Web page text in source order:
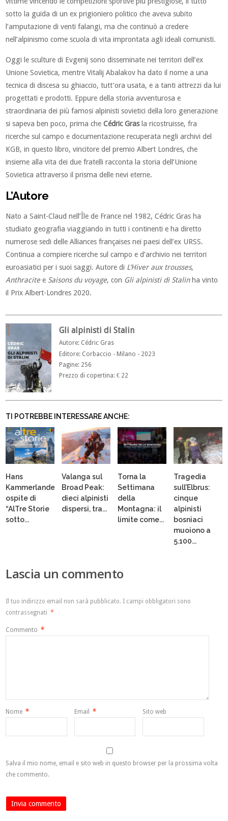
sotto la guida di un ex prigioniero politico che aveva subito
l’amputazione di venti falangi, ma che continuò a credere
nell’alpinismo come scuola di vita improntata agli ideali comunisti.
Oggi le sculture di Evgenij sono disseminate nei territori dell’ex
Unione Sovietica, mentre Vitalij Abalakov ha dato il nome a una
tecnica di discesa su ghiaccio, tutt’ora usata, e a tanti attrezzi da lui
progettati e prodotti. Eppure della storia avventurosa e
straordinaria dei più famosi alpinisti sovietici della loro generazione
si sapeva ben poco, prima cheCédric Grasla ricostruisse, fra
ricerche sul campo e documentazione recuperata negli archivi del
KGB, in questo libro, vincitore del premio Albert Londres, che
insieme alla vita dei due fratelli racconta la storia dell’Unione
Sovietica attraverso il prisma delle nevi eterne.
L’Autore
Nato a Saint-Claud nell’Île de France nel 1982, Cédric Gras ha
studiato geografia viaggiando in tutti i continenti e ha diretto
numerose sedi delle Alliances françaises nei paesi dell’ex URSS.
Continua a compiere ricerche sul campo e d’archivio nei territori
euroasiatici per i suoi saggi. Autore di L’Hiver aux trousses,
Anthracitee Saisons du voyage, con Gli alpinisti di Stalinha vinto
il Prix Albert-Londres 2020.
Gli alpinisti di Stalin
Autore: Cédric Gras
Editore: Corbaccio - Milano - 2023
Pagine: 256
Prezzo di copertina: € 22
TI POTREBBE INTERESSARE ANCHE:
Hans
Kammerlander
ospite di
“AlTre Storie
sotto...
Valanga sul
Broad Peak:
dieci alpinisti
dispersi, tra...
Torna la
Settimana
della
Montagna: il
limite come...
Tragedia
sull’Elbrus:
cinque
alpinisti
bosniaci
muoiono a
5.100...
Lascia un commento
Il tuo indirizzo email non sarà pubblicato. I campi obbligatori sono
contrassegnati *
Commento *
Nome * Email * Sito web
Salva il mio nome, email e sito web in questo browser per la prossima volta
che commento.